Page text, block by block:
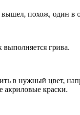
вышел, похож, один в
выполняется грива.
в нужный цвет,
акриловые краски.